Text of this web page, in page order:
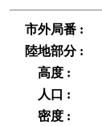
市外局番 :
陸地部分 :
高度 :
人口 :
密度 :